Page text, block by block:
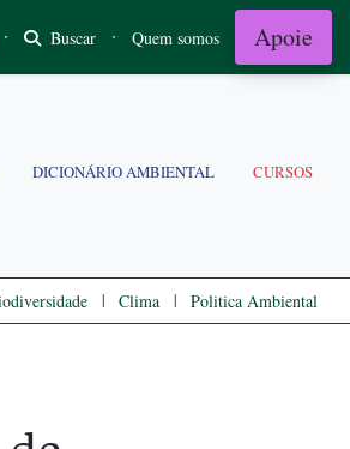
· Buscar · Quem somos Apoie
DICIONÁRIO AMBIENTAL CURSOS
| Clima | Politica Ambiental